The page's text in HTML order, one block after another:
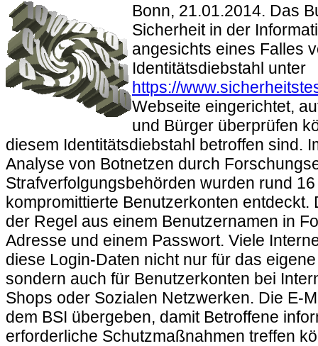
Bonn, 21.01.2014. Das
Sicherheit in der
angesichts eines Falles
Identitätsdiebstahl unter
https://
Webseite eingerichtet,
und Bürger überprüfen
diesem Identitätsdiebstahl betroffen sind.
Analyse von Botnetzen durch
Strafverfolgungsbehörden wurden rund
kompromittierte Benutzerkonten entdeckt.
der Regel aus einem Benutzernamen in
Adresse und einem Passwort. Viele
diese Login-Daten nicht nur für das
sondern auch für Benutzerkonten bei
Shops oder Sozialen Netzwerken. Die E-
dem BSI übergeben, damit Betroffene
erforderliche Schutzmaßnahmen treffen